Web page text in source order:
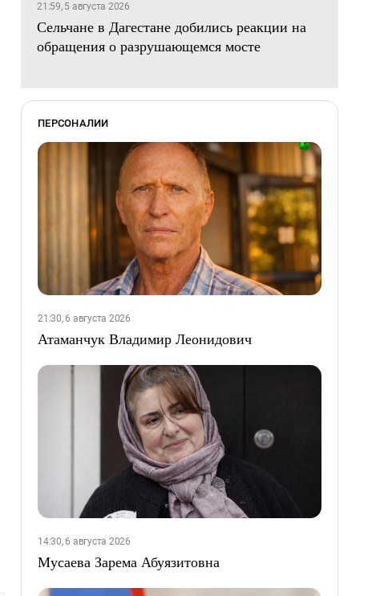
21:59, 5 августа 2026
Сельчане в Дагестане добились реакции на
обращения о разрушающемся мосте
ПЕРСОНАЛИИ
21:30, 6 августа 2026
Атаманчук Владимир Леонидович
14:30, 6 августа 2026
Мусаева Зарема Абуязитовна